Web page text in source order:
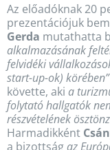
Az előadóknak 20
prezentációjuk
Gerda mutathatta
alkalmazásának
felvidéki
start-up-ok) körében”
követte, aki a
folytató hallgatók
részvételének
Harmadikként
a bizottság az